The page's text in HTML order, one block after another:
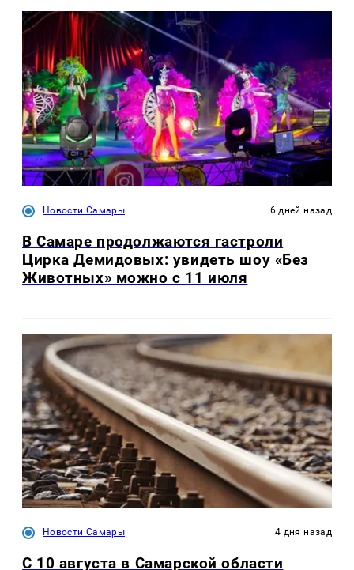
Новости Самары 6 дней назад
В Самаре продолжаются гастроли
Цирка Демидовых: увидеть шоу «Без
Животных» можно с 11 июля
Новости Самары 4 дня назад
С 10 августа в Самарской области